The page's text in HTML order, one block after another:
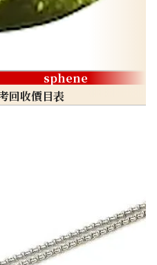
sphene
回收價目表